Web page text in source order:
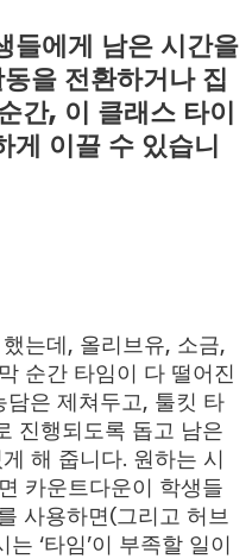
들에게 남은 시간을
을 전환하거나 집
간, 이 클래스 타이
게 이끌 수 있습니
는데, 올리브유, 소금,
순간 타임이 다 떨어진
담은 제쳐두고, 툴킷 타
진행되도록 돕고 남은
해 줍니다. 원하는 시
카운트다운이 학생들
사용하면(그리고 허브
‘타임’이 부족할 일이